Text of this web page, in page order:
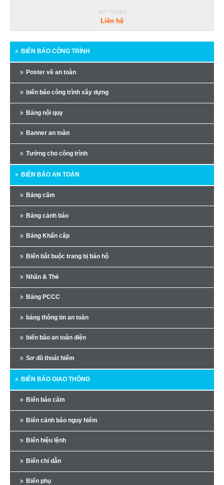
NOT RATED
Liên hệ
BIỂN BÁO CÔNG TRÌNH
Poster về an toàn
biển báo công trình xây dựng
Bảng nội quy
Banner an toàn
Tường cho công trình
BIỂN BÁO AN TOÀN
Bảng cấm
Bảng cảnh báo
Bảng Khẩn cấp
Biển bắt buộc trang bị bảo hộ
Nhãn & Thẻ
Bảng PCCC
bảng thông tin an toàn
biển báo an toàn điện
Sơ đồ thoát hiểm
BIỂN BÁO GIAO THÔNG
Biển báo cấm
Biển cảnh báo nguy hiểm
Biển hiệu lệnh
Biển chỉ dẫn
Biển phụ